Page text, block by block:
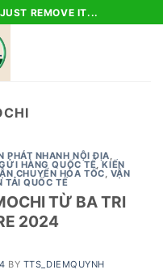
REMOVE IT...
PHÁT NHANH NỘI ĐỊA,
HÀNG QUỐC TẾ,KIẾN
CHUYỂN HỎA TỐC, VẬN
TẢI QUỐC TẾ
TỪ BA TRI
2024
BY TTS_DIEMQUYNH